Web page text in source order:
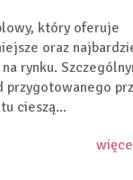
który oferuje
oraz
rynku.
przygotowanego
cieszą...